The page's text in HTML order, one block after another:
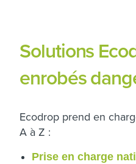
Solutions
enrobés
Ecodrop prend en
A à Z :
Prise en charge